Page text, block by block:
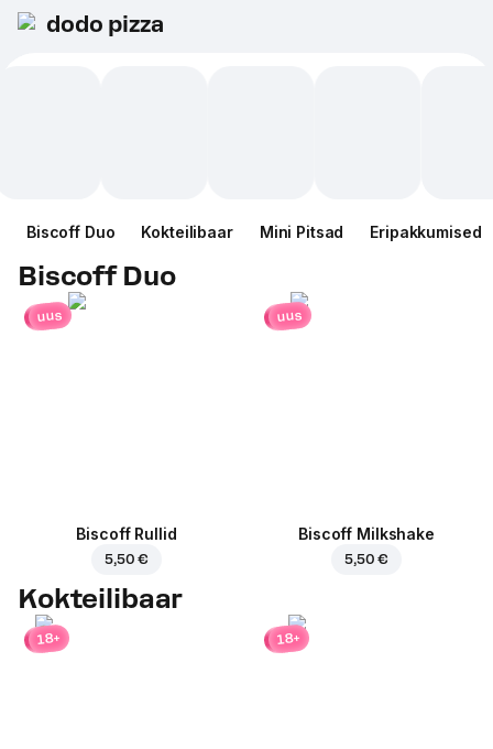
dodo pizza
Biscoff Duo Kokteilibaar Mini Pitsad Eripakkumised
Biscoff Duo
uus
Biscoff Rullid
5,50 €
uus
Biscoff Milkshake
5,50 €
Kokteilibaar
18+ 18+